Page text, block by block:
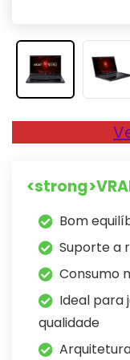
Bom
Suporte a
Consumo
Ideal para
qualidade